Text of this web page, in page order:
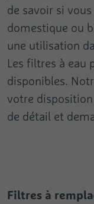
de savoir si
domestique ou
une utilisation
Les filtres à eau
disponibles.
votre
de détail et
Filtres à